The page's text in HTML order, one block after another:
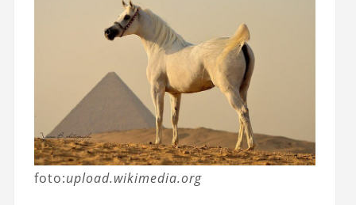
foto:upload.wikimedia.org